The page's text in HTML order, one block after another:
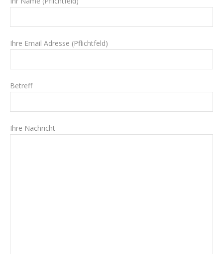
Ihre Email Adresse (Pflichtfeld)
Betreff
Ihre Nachricht